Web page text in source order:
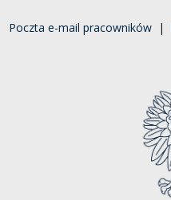
Poczta e-mail pracowników |